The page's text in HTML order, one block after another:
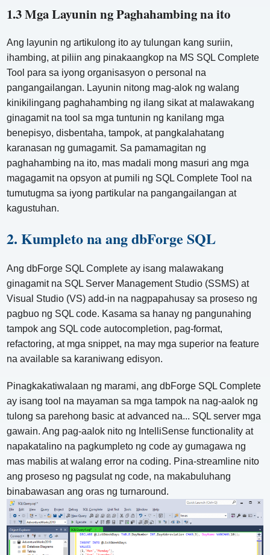
1.3 Mga Layunin ng Paghahambing na ito
Ang layunin ng artikulong ito ay tulungan kang suriin,
ihambing, at piliin ang pinakaangkop na MS SQL Complete
Tool para sa iyong organisasyon o personal na
pangangailangan. Layunin nitong mag-alok ng walang
kinikilingang paghahambing ng ilang sikat at malawakang
ginagamit na tool sa mga tuntunin ng kanilang mga
benepisyo, disbentaha, tampok, at pangkalahatang
karanasan ng gumagamit. Sa pamamagitan ng
paghahambing na ito, mas madali mong masuri ang mga
magagamit na opsyon at pumili ng SQL Complete Tool na
tumutugma sa iyong partikular na pangangailangan at
kagustuhan.
2. Kumpleto na ang dbForge SQL
Ang dbForge SQL Complete ay isang malawakang
ginagamit na SQL Server Management Studio (SSMS) at
Visual Studio (VS) add-in na nagpapahusay sa proseso ng
pagbuo ng SQL code. Kasama sa hanay ng pangunahing
tampok ang SQL code autocompletion, pag-format,
refactoring, at mga snippet, na may mga superior na feature
na available sa karaniwang edisyon.
Pinagkakatiwalaan ng marami, ang dbForge SQL Complete
ay isang tool na mayaman sa mga tampok na nag-aalok ng
tulong sa parehong basic at advanced na... SQL server mga
gawain. Ang pag-aalok nito ng IntelliSense functionality at
napakatalino na pagkumpleto ng code ay gumagawa ng
mas mabilis at walang error na coding. Pina-streamline nito
ang proseso ng pagsulat ng code, na makabuluhang
binabawasan ang oras ng turnaround.